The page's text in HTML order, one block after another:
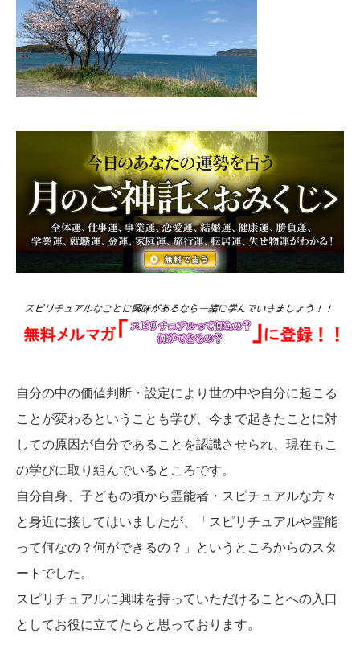
自分の中の価値判断・設定により世の中や自分に起こる
ことが変わるということも学び、今まで起きたことに対
しての原因が自分であることを認識させられ、現在もこ
の学びに取り組んでいるところです。
自分自身、子どもの頃から霊能者・スピチュアルな方々
と身近に接してはいましたが、「スピリチュアルや霊能
って何なの？何ができるの？」というところからのスタ
ートでした。
スピリチュアルに興味を持っていただけることへの入口
としてお役に立てたらと思っております。